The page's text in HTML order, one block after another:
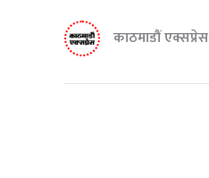
काठमाडौं एक्सप्रेस